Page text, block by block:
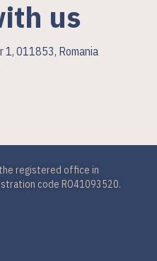
us
1, 011853, Romania
the registered office in
code RO41093520.